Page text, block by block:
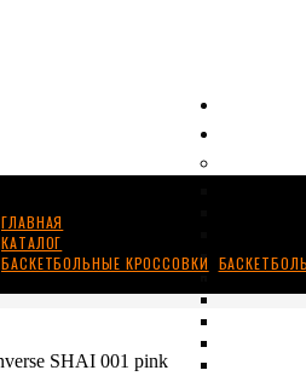
ГЛАВНАЯ
КАТАЛОГ
БАСКЕТБОЛЬНЫЕ КРОССОВКИ